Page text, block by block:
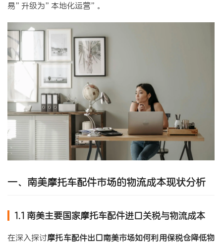
易”升级为”本地化运营”。
一、 南美摩托车配件市场的物流成本现状分析
1.1 南美主要国家摩托车配件进口关税与物流成本
在深入探讨摩托车配件出口南美市场如何利用保税仓降低物